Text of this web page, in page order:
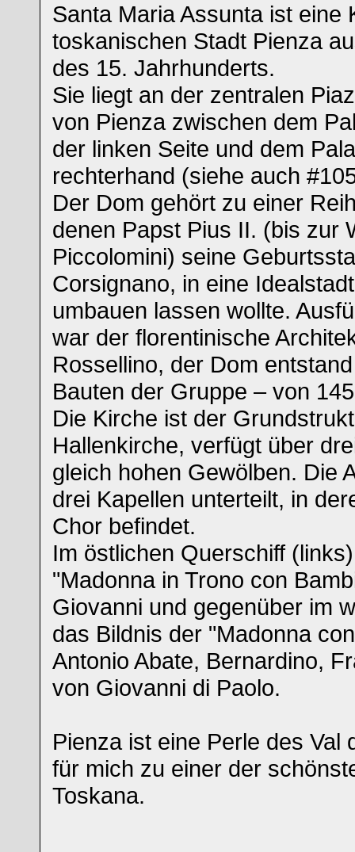
Santa Maria Assunta ist eine
toskanischen Stadt Pienza
des 15. Jahrhunderts.
Sie liegt an der zentralen
von Pienza zwischen dem
der linken Seite und dem
rechterhand (siehe auch
Der Dom gehört zu einer
denen Papst Pius II. (bis zur
Piccolomini) seine
Corsignano, in eine
umbauen lassen wollte.
war der florentinische
Rossellino, der Dom
Bauten der Gruppe – von
Die Kirche ist der
Hallenkirche, verfügt über
gleich hohen Gewölben. Die
drei Kapellen unterteilt, in
Chor befindet.
Im östlichen Querschiff
"Madonna in Trono con
Giovanni und gegenüber im
das Bildnis der "Madonna
Antonio Abate, Bernardino,
von Giovanni di Paolo.
Pienza ist eine Perle des Val
für mich zu einer der
Toskana.